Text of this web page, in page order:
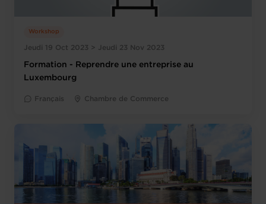
Jeudi 19 Oct 2023 > Jeudi 23 Nov 2023
Workshop
Formation - Reprendre une entreprise au
Luxembourg
Français Chambre de Commerce